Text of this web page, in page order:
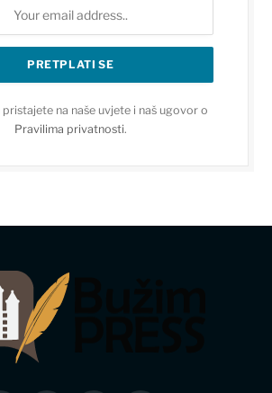
na naše uvjete i naš ugovor o
Pravilima privatnosti.